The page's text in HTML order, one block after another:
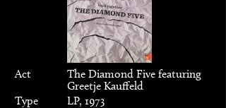
Act
The Diamond Five featuring
Greetje Kauffeld
Type
LP, 1973